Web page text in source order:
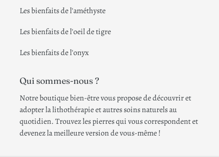
Les bienfaits de l'améthyste
Les bienfaits de l'oeil de tigre
Les bienfaits de l'onyx
Qui sommes-nous ?
Notre boutique bien-être vous propose de découvrir et
adopter la lithothérapie et autres soins naturels au
quotidien. Trouvez les pierres qui vous correspondent et
devenez la meilleure version de vous-même !